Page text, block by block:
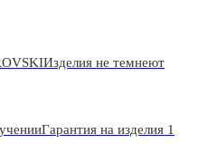
Изделия не темнеют
Гарантия на изделия 1